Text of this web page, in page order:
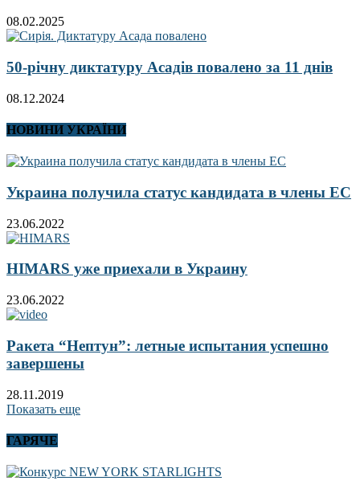
08.02.2025
50-річну диктатуру Асадів повалено за 11 днів
08.12.2024
НОВИНИ УКРАЇНИ
Украина получила статус кандидата в члены ЕС
23.06.2022
HIMARS уже приехали в Украину
23.06.2022
Ракета “Нептун”: летные испытания успешно
завершены
28.11.2019
Показать еще
ГАРЯЧЕ